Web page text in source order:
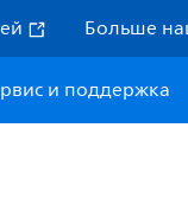
Больше
и поддержка